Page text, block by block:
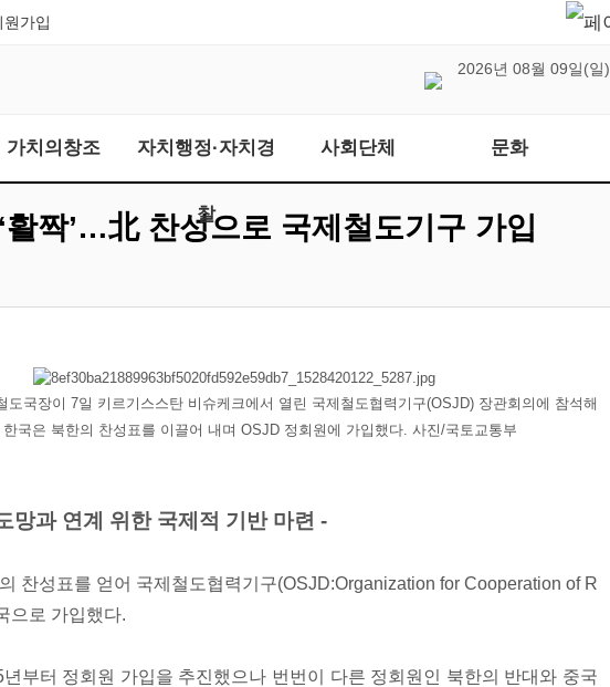
원가입
2026년 08월 09일(일)
가치의창조 자치행정·자치경
찰
사회단체 문화
활짝’…北 찬성으로 국제철도기구 가입
도국장이 7일 키르기스스탄 비슈케크에서 열린 국제철도협력기구(OSJD) 장관회의에 참석해
국은 북한의 찬성표를 이끌어 내며 OSJD 정회원에 가입했다. 사진/국토교통부
망과 연계 위한 국제적 기반 마련 -
찬성표를 얻어 국제철도협력기구(OSJD:Organization for Cooperation of R
으로 가입했다.
부터 정회원 가입을 추진했으나 번번이 다른 정회원인 북한의 반대와 중국